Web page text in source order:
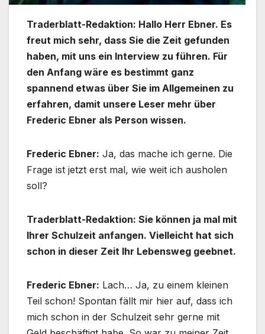
Traderblatt-Redaktion: Hallo Herr Ebner. Es
freut mich sehr, dass Sie die Zeit gefunden
haben, mit uns ein Interview zu führen. Für
den Anfang wäre es bestimmt ganz
spannend etwas über Sie im Allgemeinen zu
erfahren, damit unsere Leser mehr über
Frederic Ebner als Person wissen.
Frederic Ebner: Ja, das mache ich gerne. Die
Frage ist jetzt erst mal, wie weit ich ausholen
soll?
Traderblatt-Redaktion: Sie können ja mal mit
Ihrer Schulzeit anfangen. Vielleicht hat sich
schon in dieser Zeit Ihr Lebensweg geebnet.
Frederic Ebner: Lach… Ja, zu einem kleinen
Teil schon! Spontan fällt mir hier auf, dass ich
mich schon in der Schulzeit sehr gerne mit